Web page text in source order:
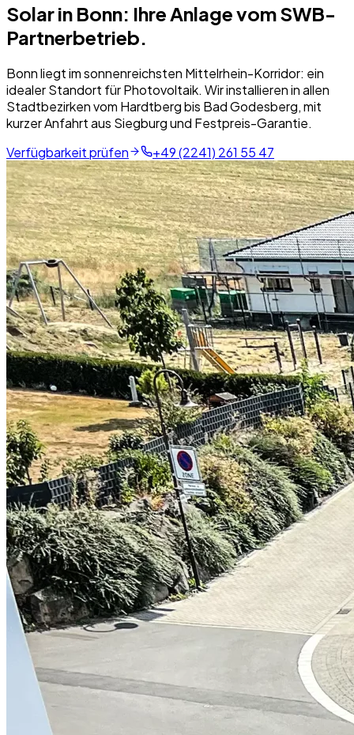
Solar in Bonn: Ihre Anlage vom SWB-
Partnerbetrieb.
Bonn liegt im sonnenreichsten Mittelrhein-Korridor: ein
idealer Standort für Photovoltaik. Wir installieren in allen
Stadtbezirken vom Hardtberg bis Bad Godesberg, mit
kurzer Anfahrt aus Siegburg und Festpreis-Garantie.
Verfügbarkeit prüfen
+49 (2241) 261 55 47